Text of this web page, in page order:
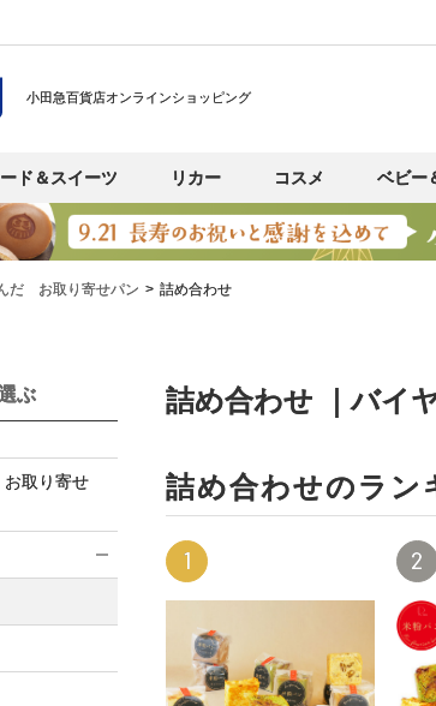
小田急百貨店オンラインショッピング
ド＆スイーツ リカー コスメ ベビー
だ お取り寄せパン 詰め合わせ
ぶ
取り寄せ
詰め合わせ ｜バイ
詰め合わせのラン
1 2